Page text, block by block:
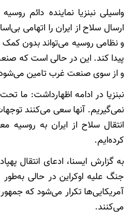
واسیلی نبنزیا نماینده دائم
ارسال سلاح از ایران را اتهامی
و نظامی روسیه می‌تواند بدون
پیدا کند. این در حالی است که
و از سوی صنعت غرب تامین
نبنزیا در ادامه اظهارداشت: ما
نمی‌گیریم. آنها سعی می‌کنند
انتقال سلاح از ایران به روسیه
کرده‌ایم.
به گزارش ایسنا، ادعای انتقال
جنگ علیه اوکراین در حالی
آمریکایی‌ها تکرار می‌شود که
می‌کنند.